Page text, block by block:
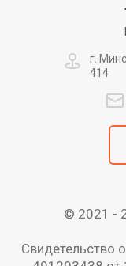
© 2021 -
Свидетельство
г.
414